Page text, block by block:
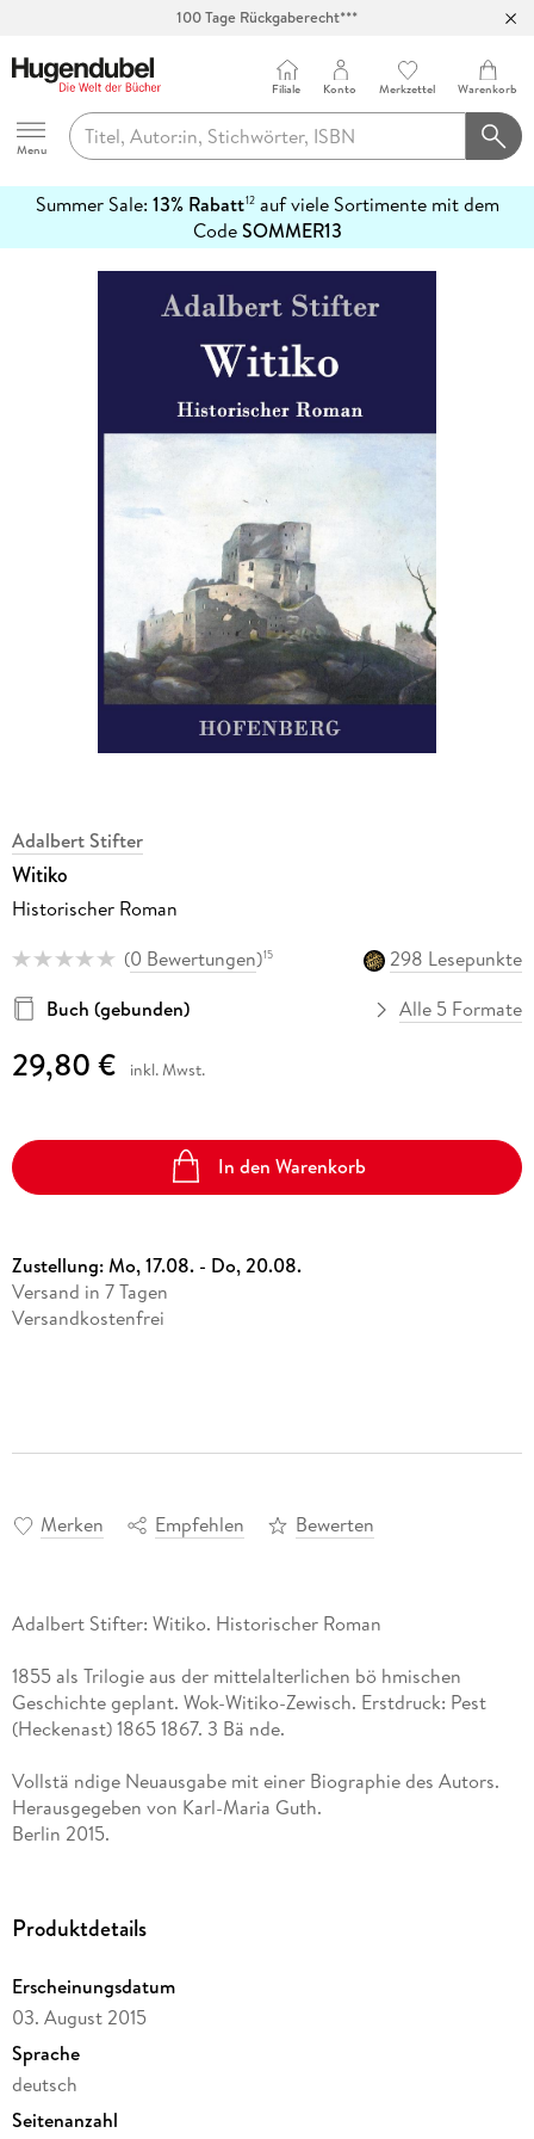
100 Tage Rückgaberecht***
Hugendubel
Menu
Filiale Konto Merkzettel Warenkorb
Summer Sale: 13% Rabatt12auf viele Sortimente mit dem
CodeSOMMER13
erfahren
Adalbert Stifter
Witiko
Historischer Roman
(0 Bewertungen)15
298 Lesepunkte
Buch (gebunden)
Alle 5 Formate
29,80 € inkl. Mwst.
In den Warenkorb
Zustellung:Mo, 17.08. - Do, 20.08.
Versand in 7 Tagen
Versandkostenfrei
Merken Empfehlen Bewerten
Adalbert Stifter: Witiko. Historischer Roman
1855 als Trilogie aus der mittelalterlichen bö hmischen
Geschichte geplant. Wok-Witiko-Zewisch. Erstdruck: Pest
(Heckenast) 1865 1867. 3 Bä nde.
Vollstä ndige Neuausgabe mit einer Biographie des Autors.
Herausgegeben von Karl-Maria Guth.
Berlin 2015.
[herausgegeben von Max Stefl,] Band 5, 6. 10. Tausend der
Die Paginierung obiger Ausgabe wird in dieser Neuausgabe
als Marginalie zeilengenau mitgefü hrt.
Umschlaggestaltung von Thomas Schultz-Overhage unter
Verwendung des Bildes: Adalbert Stifter, Die Ruine
Produktdetails
Erscheinungsdatum
03. August 2015
Sprache
deutsch
Seitenanzahl